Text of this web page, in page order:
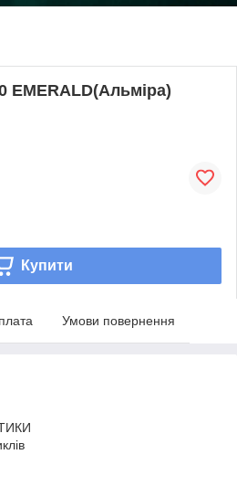
EMERALD(Альміра)
Купити
Умови повернення